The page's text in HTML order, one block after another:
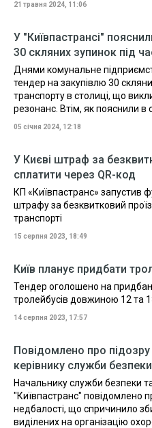
21 травня 2024, 11:06
У "Київпастрансі"
30 скляних зупинок під
Днями комунальне
тендер на закупівлю 30
транспорту в столиці, що
резонанс. Втім, як пояснили в
05 січня 2024, 12:18
У Києві штраф за
сплатити через QR-код
КП «Київпастранс» запустив
штрафу за безквитковий
транспорті
15 серпня 2023, 18:49
Київ планує придбати
Тендер оголошено на
тролейбусів довжиною 12 та
14 серпня 2023, 17:57
Повідомлено про
керівнику служби
Начальнику служби безпеки
"Київпастранс" повідомлено
недбалості, що спричинило
виділених на організацію